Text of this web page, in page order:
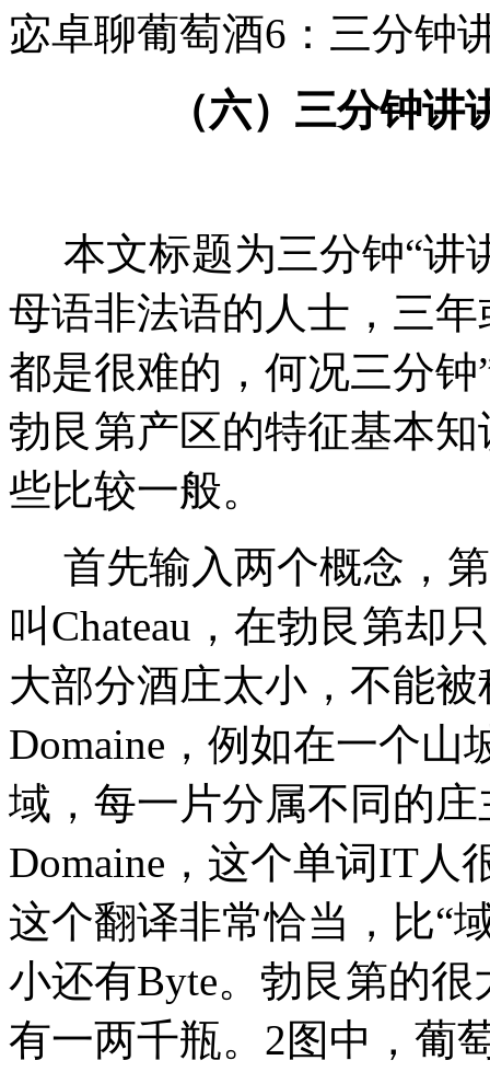
宓卓聊葡萄酒6：三分钟
（六）三分钟
本文标题为三分钟“讲
母语非法语的人士，三
都是很难的，何况三分
勃艮第产区的特征基本
些比较一般。
首先输入两个概念，
叫Chateau，在勃艮第却
大部分酒庄太小，不能被
Domaine，例如在一个
域，每一片分属不同的
Domaine，这个单词IT人
这个翻译非常恰当，比“
小还有Byte。 勃艮第的很
有一两千瓶。2图中，葡